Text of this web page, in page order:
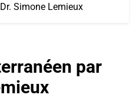
Simone Lemieux
par